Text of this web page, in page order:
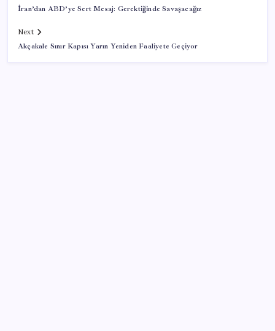
İran’dan ABD’ye Sert Mesaj: Gerektiğinde Savaşacağız
Next
Akçakale Sınır Kapısı Yarın Yeniden Faaliyete Geçiyor